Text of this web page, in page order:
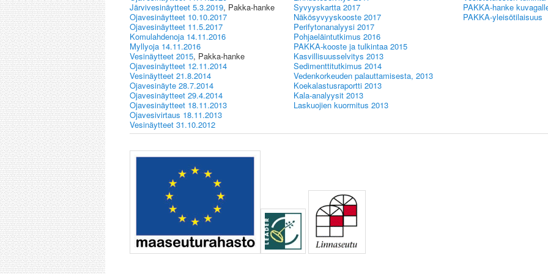
Järvivesinäytteet 5.3.2019, Pakka-hanke
Ojavesinäytteet 10.10.2017
Ojavesinäytteet 11.5.2017
Komulahdenoja 14.11.2016
Myllyoja 14.11.2016
Vesinäytteet 2015, Pakka-hanke
Ojavesinäytteet 12.11.2014
Vesinäytteet 21.8.2014
Ojavesinäyte 28.7.2014
Ojavesinäytteet 29.4.2014
Ojavesinäytteet 18.11.2013
Ojavesivirtaus 18.11.2013
Vesinäytteet 31.10.2012
Syvyyskartta 2017
Näkösyvyyskooste 2017
Perifytonanalyysi 2017
Pohjaeläintutkimus 2016
PAKKA-kooste ja tulkintaa 2015
Kasvillisuusselvitys 2013
Sedimenttitutkimus 2014
Vedenkorkeuden palauttamisesta, 2013
Koekalastusraportti 2013
Kala-analyysit 2013
Laskuojien kuormitus 2013
PAKKA-hanke
PAKKA-yleisötilaisuus